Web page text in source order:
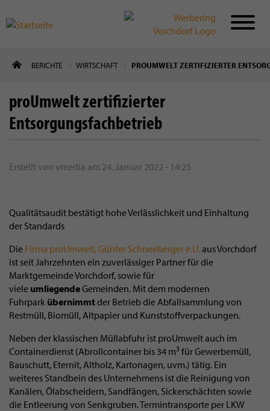
zum
BERICHTE WIRTSCHAFT PROUMWELT ZERTIFIZIERTER
proUmwelt zertifizierter
Entsorgungsfachbetrieb
Erstellt von vmedia am 24. Januar 2022 - 14:25
Qualitätsaudit bestätigt hohe Verlässlichkeit und Einhaltung
der Standards
Die Firma proUmwelt, Günter Schneeberger e.U.aus Vorchdorf
ist seit Jahrzehnten ein zuverlässiger Partner für die
Marktgemeinde Vorchdorf, sowie für
viele umliegendeGemeinden. Mit dem modernen
Fuhrpark übernimmtder Betrieb die Abfallsammlung von
Restmüll, Biomüll, Altpapier und Kunststoffverpackungen.
Neben der klassischen Müllabfuhr ist proUmwelt auch im
Containerdienst (Abrollcontainer bis 34 m3 für Gewerbemüll,
Bauschutt, Eternit, Altholz, Kartonagen, uvm.) tätig. Ein
weiteres Standbein des Unternehmens ist die Reinigung von
Kanälen, Ölabscheidern, Sandfängen, Sickerschächten sowie
die Entleerung von Senkgruben. Termintransporte per LKW